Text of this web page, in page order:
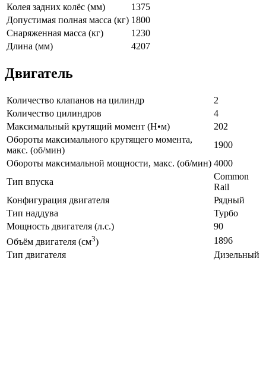
Колея задних колёс (мм)
1375
Допустимая полная масса (кг) 1800
Снаряженная масса (кг)
1230
Длина (мм)
4207
Двигатель
Количество клапанов на цилиндр
2
Количество цилиндров
4
Максимальный крутящий момент (Н•м)
202
Обороты максимального крутящего момента,
макс. (об/мин)
1900
Обороты максимальной мощности, макс. (об/мин) 4000
Тип впуска
Common
Rail
Конфигурация двигателя
Рядный
Тип наддува
Турбо
Мощность двигателя (л.с.)
90
Объём двигателя (см3)
1896
Тип двигателя
Дизельный